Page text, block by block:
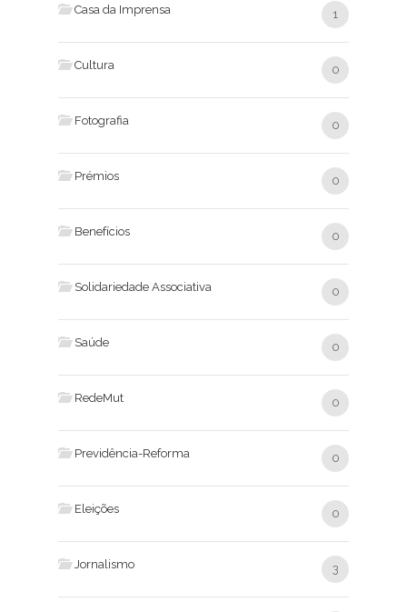
Casa da Imprensa 1
Cultura 0
Fotografia 0
Prémios 0
Benefícios 0
Solidariedade Associativa 0
Saúde 0
RedeMut 0
Previdência-Reforma 0
Eleições 0
Jornalismo 3